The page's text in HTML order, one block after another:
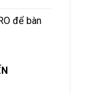
để bàn